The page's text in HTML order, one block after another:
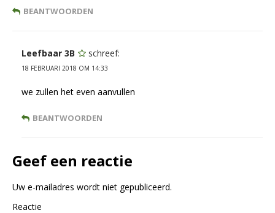
BEANTWOORDEN
Leefbaar 3B schreef:
18 FEBRUARI 2018 OM 14:33
we zullen het even aanvullen
BEANTWOORDEN
Geef een reactie
Uw e-mailadres wordt niet gepubliceerd.
Reactie